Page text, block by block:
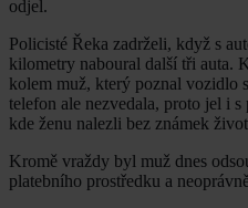
odjel.
Policisté Řeka zadrželi, když s
kilometry naboural další tři auta.
kolem muž, který poznal vozidlo
telefon ale nezvedala, proto jel i
kde ženu nalezli bez známek
Kromě vraždy byl muž dnes
platebního prostředku a